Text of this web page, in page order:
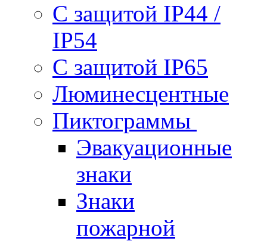
С защитой IP44 /
IP54
С защитой IP65
Люминесцентные
Пиктограммы
Эвакуационные
знаки
Знаки
пожарной